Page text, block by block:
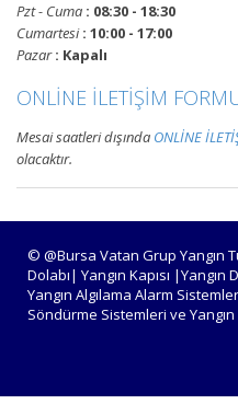
Pzt - Cuma : 08:30 - 18:30
Cumartesi: 10:00 - 17:00
Pazar: Kapalı
ONLİNE İLETİŞİM
Mesai saatleri dışında ONLİNE
olacaktır.
© @Bursa Vatan Grup Yangın
Dolabı| Yangın Kapısı
Yangın Algılama Alarm
Söndürme Sistemleri ve